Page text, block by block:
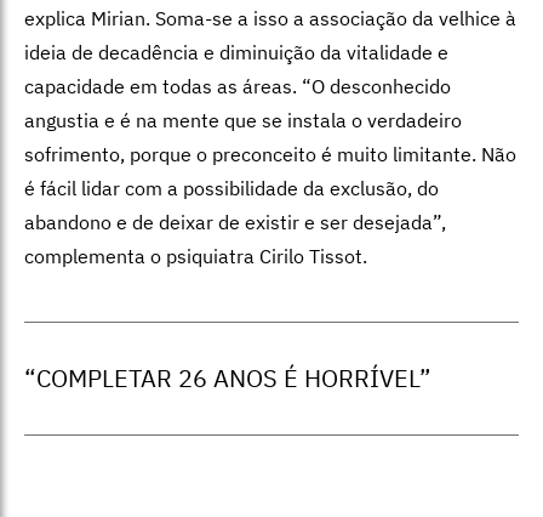
explica Mirian. Soma-se a isso a associação da velhice à
ideia de decadência e diminuição da vitalidade e
capacidade em todas as áreas. “O desconhecido
angustia e é na mente que se instala o verdadeiro
sofrimento, porque o preconceito é muito limitante. Não
é fácil lidar com a possibilidade da exclusão, do
abandono e de deixar de existir e ser desejada”,
complementa o psiquiatra Cirilo Tissot.
“COMPLETAR 26 ANOS É HORRÍVEL”